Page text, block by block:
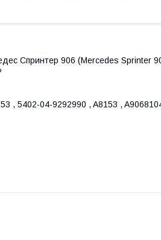
Спринтер 906 (Mercedes Sprinter
, 5402-04-9292990 , A8153 ,